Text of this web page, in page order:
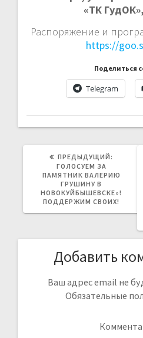
«ТК
Распоряжение и
https://
Поделиться
Telegram
ПРЕДЫДУЩИЙ:
ГОЛОСУЕМ ЗА
ПАМЯТНИК ВАЛЕРИЮ
ГРУШИНУ В
НОВОКУЙБЫШЕВСКЕ»!
ПОДДЕРЖИМ СВОИХ!
Добавить
Ваш адрес email не
Обязательные